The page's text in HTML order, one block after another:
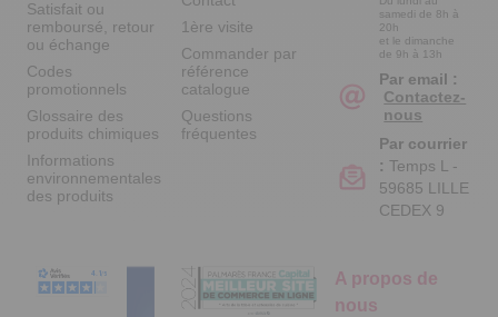
Satisfait ou
remboursé, retour
ou échange
Codes
promotionnels
Glossaire des
produits chimiques
Informations
environnementales
des produits
1ère visite
Commander par
référence
catalogue
Questions
fréquentes
A propos de
nous
samedi de 8h à
20h
et le dimanche
de 9h à 13h
Par email :
Contactez-
nous
Par courrier
: Temps L -
59685 LILLE
CEDEX 9